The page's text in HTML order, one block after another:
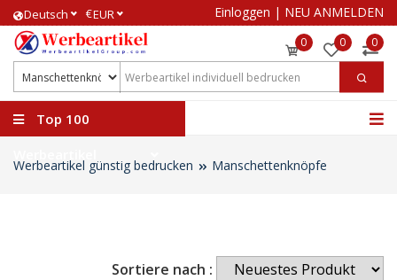
Deutsch €EUR Einloggen | NEU ANMELDEN
0 0 0
Top 100
Werbeartikel günstig bedrucken Manschettenknöpfe
Sortiere nach :